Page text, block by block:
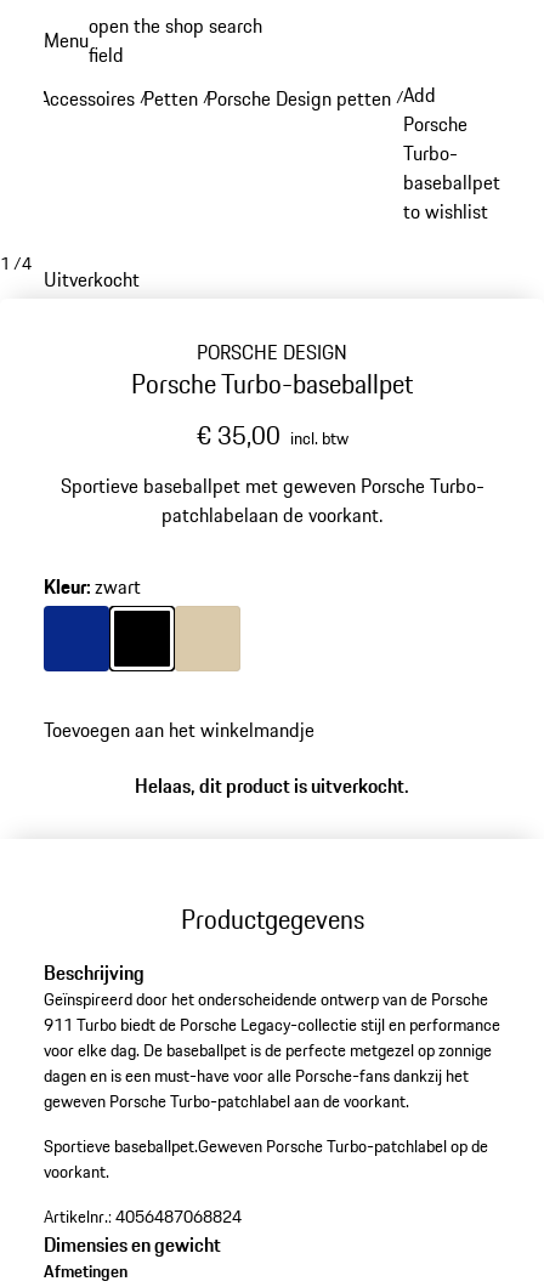
hoofdinhoud
Menuopen the shop search
field
Accessoires /Petten /Porsche Design petten /Add
Porsche
Turbo-
baseballpet
to wishlist
1 /4
Uitverkocht
PORSCHE DESIGN
Porsche Turbo-baseballpet
€ 35,00 incl. btw
Sportieve baseballpet met geweven Porsche Turbo-
patchlabelaan de voorkant.
Kleur:zwart
Toevoegen aan het winkelmandje
Helaas, dit product is uitverkocht.
Productgegevens
Beschrijving
Geïnspireerd door het onderscheidende ontwerp van de Porsche
911 Turbo biedt de Porsche Legacy-collectie stijl en performance
voor elke dag. De baseballpet is de perfecte metgezel op zonnige
dagen en is een must-have voor alle Porsche-fans dankzij het
geweven Porsche Turbo-patchlabel aan de voorkant.
Sportieve baseballpet.Geweven Porsche Turbo-patchlabel op de
voorkant.
Artikelnr.:4056487068824
Dimensies en gewicht
Afmetingen